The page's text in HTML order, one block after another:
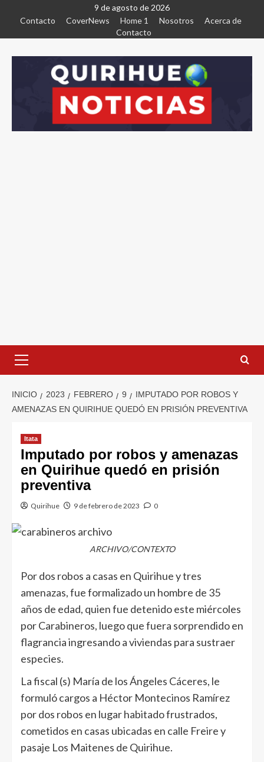
9 de agosto de 2026
Contacto
CoverNews Home 1 Nosotros
Acerca de
Contacto
INICIO 2023 FEBRERO 9
IMPUTADO POR ROBOS Y
AMENAZAS EN QUIRIHUE QUEDÓ EN PRISIÓN PREVENTIVA
Itata
Imputado por robos y amenazas
en Quirihue quedó en prisión
preventiva
Quirihue 9 de febrero de 2023 0
ARCHIVO/CONTEXTO
Por dos robos a casas en Quirihue y tres
amenazas, fue formalizado un hombre de 35
años de edad, quien fue detenido este miércoles
por Carabineros, luego que fuera sorprendido en
flagrancia ingresando a viviendas para sustraer
especies.
La fiscal (s) María de los Ángeles Cáceres, le
formuló cargos a Héctor Montecinos Ramírez
por dos robos en lugar habitado frustrados,
cometidos en casas ubicadas en calle Freire y
pasaje Los Maitenes de Quirihue.